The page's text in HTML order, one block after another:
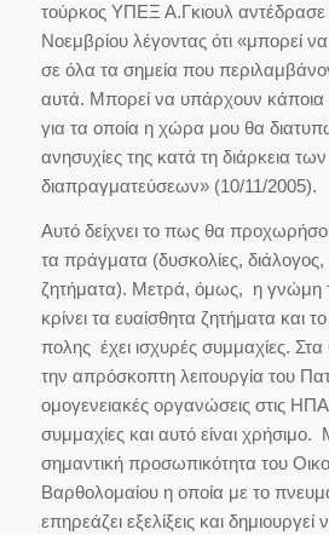
τούρκος ΥΠΕΞ Α.Γκιουλ αντέδρασε
Νοεμβρίου λέγοντας ότι «μπορεί
σε όλα τα σημεία που
αυτά. Μπορεί να υπάρχουν κάποια
για τα οποία η χώρα μου θα
ανησυχίες της κατά τη διάρκεια
διαπραγματεύσεων» (10/11/2005).
Αυτό δείχνει το πως θα
τα πράγματα (δυσκολίες, διάλογος,
ζητήματα). Μετρά, όμως, η γνώμη
κρίνει τα ευαίσθητα ζητήματα και
πολης έχει ισχυρές συμμαχίες.
την απρόσκοπτη λειτουργία του
ομογενειακές οργανώσεις στις
συμμαχίες και αυτό είναι χρήσιμο.
σημαντική προσωπικότητα του
Βαρθολομαίου η οποία με το
επηρεάζει εξελίξεις και